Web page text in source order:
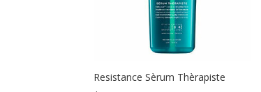
Resistance Sèrum Thèrapiste